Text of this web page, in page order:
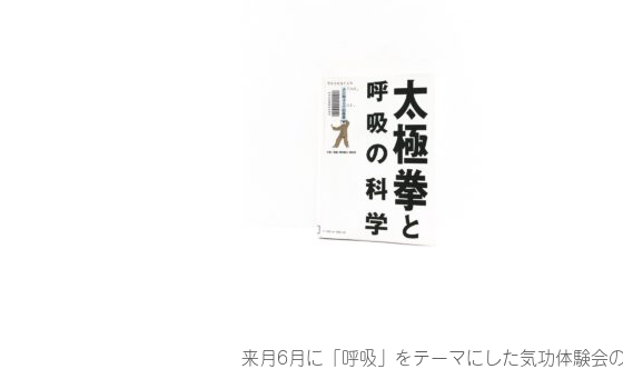
来月6月に「呼吸」をテーマにした気功体験会